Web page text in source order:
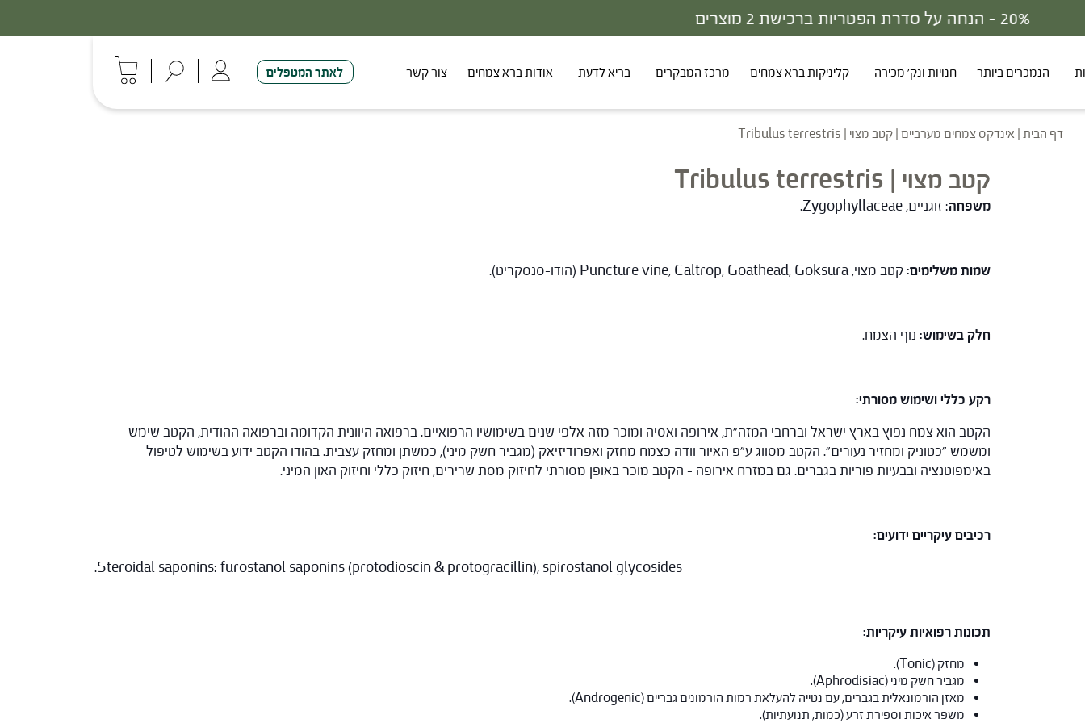
30% - הנחה על סדרת הפטריות ברכישת 3 מוצרים
הנמכרים ביותר חנויות ונק' מכירה קליניקות ברא צמחים מרכז המבקרים בריא לדעת אודות ברא צמחים צור קשר לאתר המטפלים
דף הבית | אינדקס צמחים מערביים | קטב מצוי | Tribulus terrestris
קטב מצוי | Tribulus terrestris
משפחה: זוגניים, Zygophyllaceae.
שמות משלימים:קטב מצוי, Puncture vine, Caltrop, Goathead, Goksura (הודו-סנסקריט).
חלק בשימוש: נוף הצמח.
רקע כללי ושימוש מסורתי:
הקטב הוא צמח נפוץ בארץ ישראל וברחבי המזה"ת, אירופה ואסיה ומוכר מזה אלפי שנים בשימושיו הרפואיים. ברפואה היוונית הקדומה וברפואה ההודית, הקטב שימש
ומשמש "כטוניק ומחזיר נעורים". הקטב מסווג ע"פ האיור וודה כצמח מחזק ואפרודיזיאק (מגביר חשק מיני), כמשתן ומחזק עצבית. בהודו הקטב ידוע בשימוש לטיפול
באימפוטנציה ובבעיות פוריות בגברים. גם במזרח אירופה – הקטב מוכר באופן מסורתי לחיזוק מסת שרירים, חיזוק כללי וחיזוק האון המיני.
רכיבים עיקריים ידועים:
Steroidal saponins: furostanol saponins (protodioscin & protogracillin), spirostanol glycosides.
תכונות רפואיות עיקריות:
מחזק (Tonic).
מגביר חשק מיני (Aphrodisiac).
מאזן הורמונאלית בגברים, עם נטייה להעלאת רמות הורמונים גבריים (Androgenic).
משפר איכות וספירת זרע (כמות, תנועתיות).